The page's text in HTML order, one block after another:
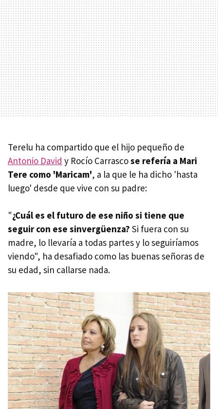
Terelu ha compartido que el hijo pequeño de
Antonio David y Rocío Carrascose refería a Mari
Tere como 'Maricam', a la que le ha dicho 'hasta
luego' desde que vive con su padre:
"¿Cuál es el futuro de ese niño si tiene que
seguir con ese sinvergüenza? Si fuera con su
madre, lo llevaría a todas partes y lo seguiríamos
viendo", ha desafiado como las buenas señoras de
su edad, sin callarse nada.